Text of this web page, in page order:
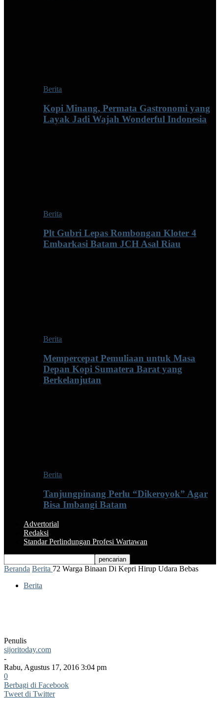
Berita
Kopi Minang, Permata Gastronomi yang
Layak Jadi Wajah Wonderful Indonesia
Berita
Plt Gubri Lepas Rombongan Kloter 4
Embarkasi Batam JCH Asal Riau
Berita
Mempercepat Pemuliaan untuk Masa
Depan Kopi Sumatera Barat yang
Berkelanjutan
Berita
Tanjungpinang Perlu “Dikeroyok” Agar
Bisa Imbangi Batam
Advertorial
Redaksi
Standar Perlindungan Profesi Wartawan
Beranda Berita 72 Warga Binaan Di Kepri Hirup Udara Bebas
Berita
Penulis
sijoritoday.com
-
Rabu, Agustus 17, 2016 3:04 pm
0
Berbagi di Facebook
Tweet di Twitter